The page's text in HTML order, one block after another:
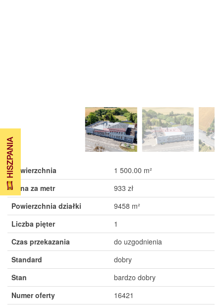
Powierzchnia
1 500.00 m²
Cena za metr
933 zł
Powierzchnia działki
9458 m²
Liczba pięter
1
Czas przekazania
do uzgodnienia
Standard
dobry
Stan
bardzo dobry
Numer oferty
16421